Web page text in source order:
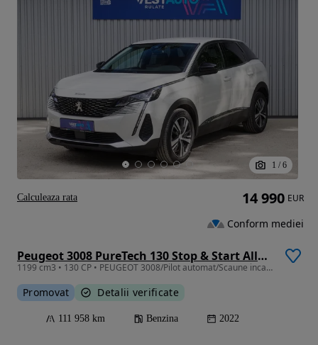
1 / 6
Peugeot 3008 PureTech 130 Stop & Start Allure
1199 cm3 • 130 CP • PEUGEOT 3008/Pilot automat/Scaune incalzite/LED/Camera spate/Keyless
Promovat Detalii verificate
111 958 km Benzina 2022
14 990 EUR
Conform mediei
Calculeaza rata